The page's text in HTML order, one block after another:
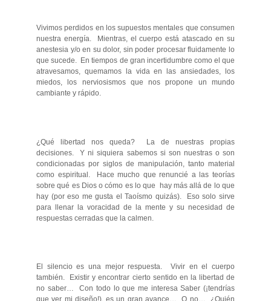
Vivimos perdidos en los supuestos mentales que consumen
nuestra energía. Mientras, el cuerpo está atascado en su
anestesia y/o en su dolor, sin poder procesar fluidamente lo
que sucede. En tiempos de gran incertidumbre como el que
atravesamos, quemamos la vida en las ansiedades, los
miedos, los nerviosismos que nos propone un mundo
cambiante y rápido.
¿Qué libertad nos queda? La de nuestras propias
decisiones. Y ni siquiera sabemos si son nuestras o son
condicionadas por siglos de manipulación, tanto material
como espiritual. Hace mucho que renuncié a las teorías
sobre qué es Dios o cómo es lo que hay más allá de lo que
hay (por eso me gusta el Taoísmo quizás). Eso solo sirve
para llenar la voracidad de la mente y su necesidad de
respuestas cerradas que la calmen.
El silencio es una mejor respuesta. Vivir en el cuerpo
también. Existir y encontrar cierto sentido en la libertad de
no saber… Con todo lo que me interesa Saber (¡tendrías